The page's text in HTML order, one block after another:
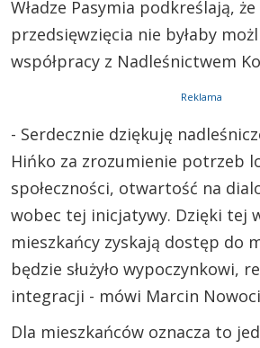
Władze Pasymia podkreślają,
przedsięwzięcia nie byłaby
współpracy z Nadleśnictwem
Reklama
- Serdecznie dziękuję
Hińko za zrozumienie potrzeb
społeczności, otwartość na
wobec tej inicjatywy. Dzięki tej
mieszkańcy zyskają dostęp do
będzie służyło wypoczynkowi,
integracji - mówi Marcin
Dla mieszkańców oznacza to